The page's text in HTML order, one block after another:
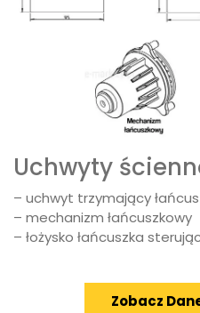
Uchwyty
– uchwyt trzymający
– mechanizm łańcuszkowy
– łożysko łańcuszka
Zobacz